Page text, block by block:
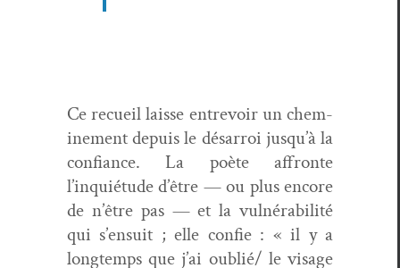
Ce recueil laisse entrevoir un chem­
ine­ment depuis le désar­roi jusqu’à la
con­fi­ance. La poète affronte
l’inquiétude d’être — ou plus encore
de n’être pas — et la vul­néra­bil­ité
qui s’ensuit ; elle con­fie : « il y a
longtemps que j’ai oublié/ le vis­age